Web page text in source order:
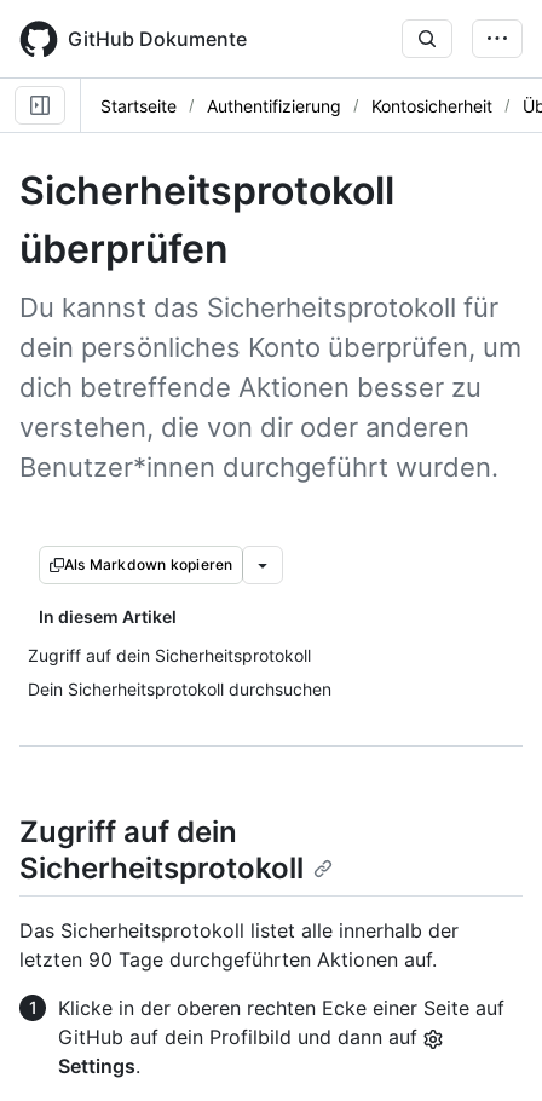
main
content
GitHub Dokumente
Startseite Authentifizierung Kontosicherheit
Sicherheitsprotokoll
überprüfen
Du kannst das Sicherheitsprotokoll für
dein persönliches Konto überprüfen, um
dich betreffende Aktionen besser zu
verstehen, die von dir oder anderen
Benutzer*innen durchgeführt wurden.
Als Markdown kopieren
In diesem Artikel
Zugriff auf dein Sicherheitsprotokoll
Dein Sicherheitsprotokoll durchsuchen
Zugriff auf dein
Sicherheitsprotokoll
Das Sicherheitsprotokoll listet alle innerhalb der
letzten 90 Tage durchgeführten Aktionen auf.
Klicke in der oberen rechten Ecke einer Seite auf
GitHub auf dein Profilbild und dann auf
Settings.